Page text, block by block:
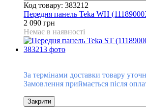
Код товару: 383212
Передня панель Teka WH
2 090 грн
Немає в наявності
За термінами доставки товару
Замовлення приймається після
Закрити